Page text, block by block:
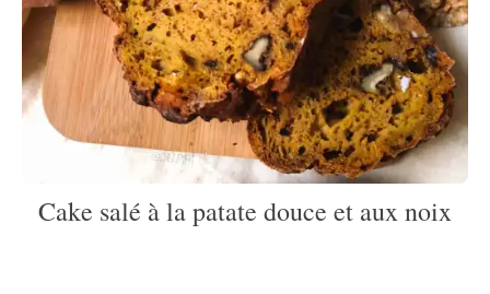
Cake salé à la patate douce et aux noix